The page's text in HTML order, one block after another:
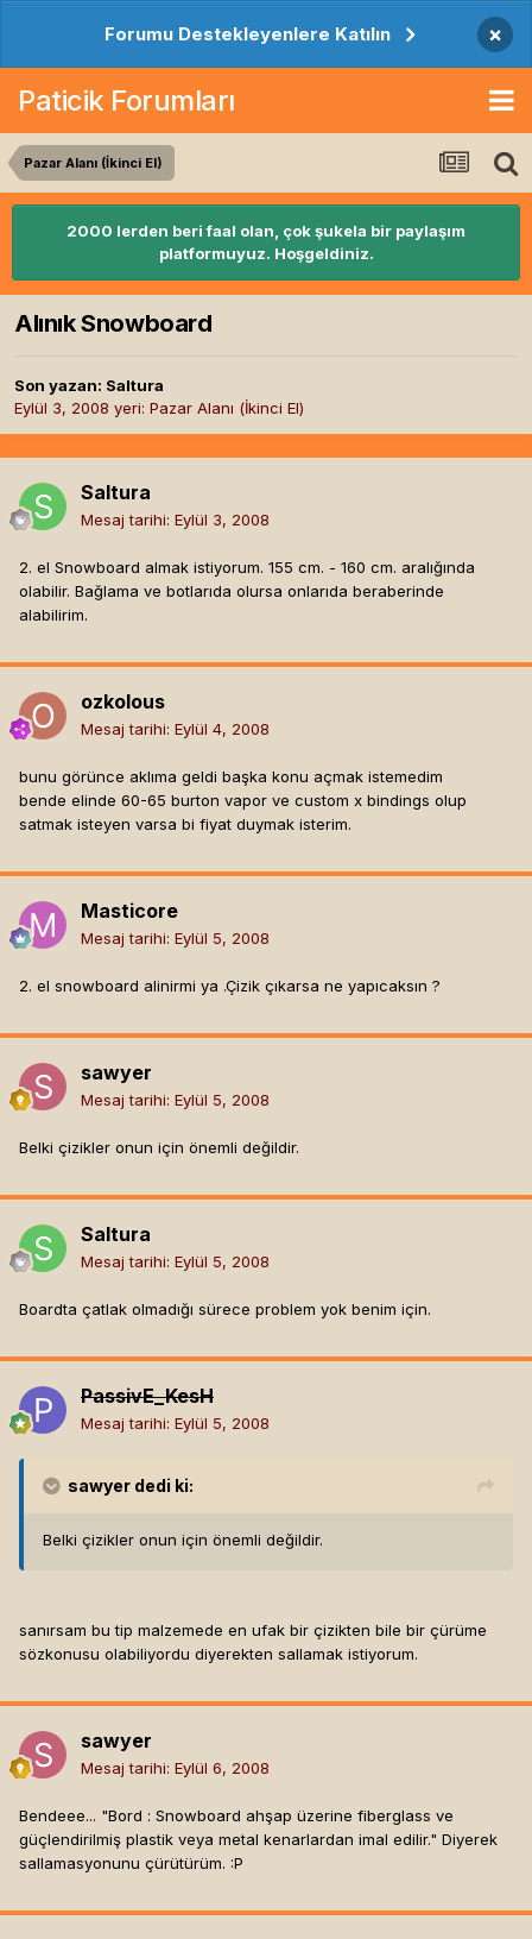
Forumu Destekleyenlere Katılın ×
Paticik Forumları
Pazar Alanı (İkinci El)
2000 lerden beri faal olan, çok şukela bir paylaşım
platformuyuz. Hoşgeldiniz.
Alınık Snowboard
Son yazan: Saltura
Eylül 3, 2008 yeri: Pazar Alanı (İkinci El)
Saltura
Mesaj tarihi: Eylül 3, 2008
2. el Snowboard almak istiyorum. 155 cm. - 160 cm. aralığında
olabilir. Bağlama ve botlarıda olursa onlarıda beraberinde
alabilirim.
ozkolous
Mesaj tarihi: Eylül 4, 2008
bunu görünce aklıma geldi başka konu açmak istemedim
bende elinde 60-65 burton vapor ve custom x bindings olup
satmak isteyen varsa bi fiyat duymak isterim.
Masticore
Mesaj tarihi: Eylül 5, 2008
2. el snowboard alinirmi ya .Çizik çıkarsa ne yapıcaksın ?
sawyer
Mesaj tarihi: Eylül 5, 2008
Belki çizikler onun için önemli değildir.
Saltura
Mesaj tarihi: Eylül 5, 2008
Boardta çatlak olmadığı sürece problem yok benim için.
PassivE_KesH
Mesaj tarihi: Eylül 5, 2008
sawyer dedi ki:
Belki çizikler onun için önemli değildir.
sanırsam bu tip malzemede en ufak bir çizikten bile bir çürüme
sözkonusu olabiliyordu diyerekten sallamak istiyorum.
sawyer
Mesaj tarihi: Eylül 6, 2008
Bendeee... "Bord : Snowboard ahşap üzerine fiberglass ve
güçlendirilmiş plastik veya metal kenarlardan imal edilir." Diyerek
sallamasyonunu çürütürüm. :P